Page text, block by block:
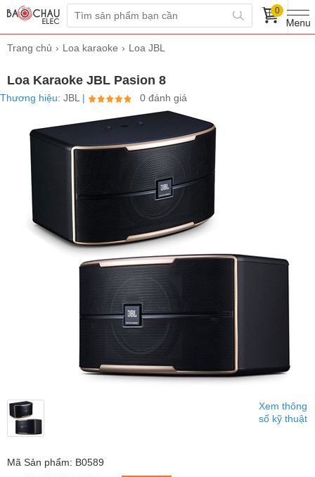
0
Trang chủ Loa karaoke Loa JBL
Loa Karaoke JBL Pasion 8
Thương hiệu: JBL | 0 đánh giá
Xem thông
số kỹ thuật
Mã Sản phẩm: B0589